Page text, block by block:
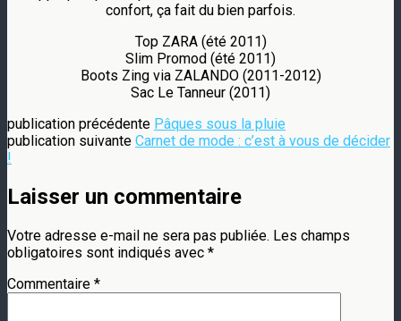
confort, ça fait du bien parfois.
Top ZARA (été 2011)
Slim Promod (été 2011)
Boots Zing via ZALANDO (2011-2012)
Sac Le Tanneur (2011)
publication précédente Pâques sous la pluie
publication suivante Carnet de mode : c’est à vous de décider
!
Laisser un commentaire
Votre adresse e-mail ne sera pas publiée. Les champs
obligatoires sont indiqués avec *
Commentaire *